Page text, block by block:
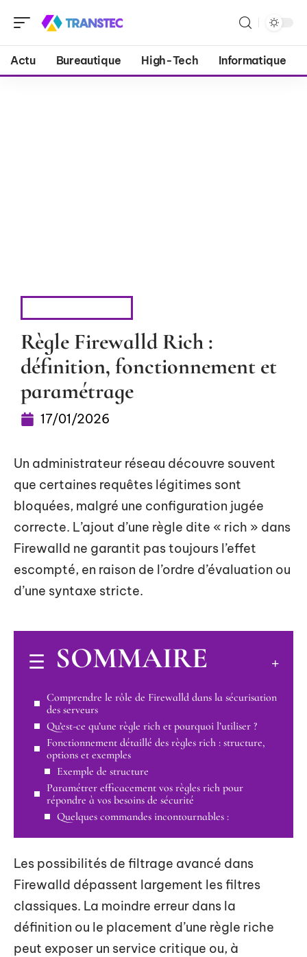
Actu Bureautique High-Tech Informatique
Règle Firewalld Rich :
définition, fonctionnement et
paramétrage
17/01/2026
Un administrateur réseau découvre souvent
que certaines requêtes légitimes sont
bloquées, malgré une configuration jugée
correcte. L’ajout d’une règle dite « rich » dans
Firewalld ne garantit pas toujours l’effet
escompté, en raison de l’ordre d’évaluation ou
d’une syntaxe stricte.
SOMMAIRE
Comprendre le rôle de Firewalld dans la sécurisation
des serveurs
Qu’est-ce qu’une règle rich et pourquoi l’utiliser ?
Fonctionnement détaillé des règles rich : structure,
options et exemples
Exemple de structure
Paramétrer efficacement vos règles rich pour
répondre à vos besoins de sécurité
Quelques commandes incontournables :
Les possibilités de filtrage avancé dans
Firewalld dépassent largement les filtres
classiques. La moindre erreur dans la
définition ou le placement d’une règle riche
peut exposer un service critique ou, à